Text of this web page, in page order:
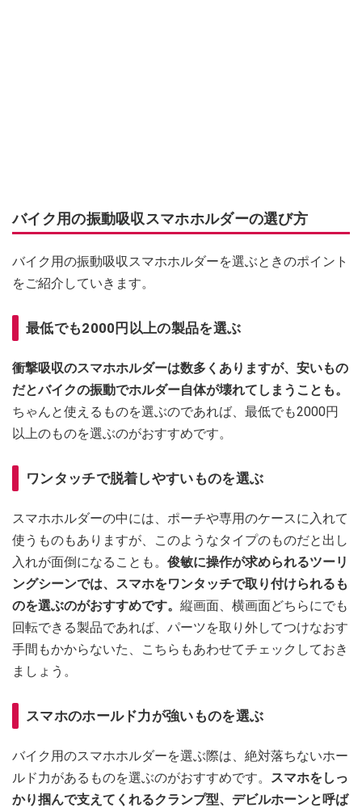
バイク用の振動吸収スマホホルダーの選び方
バイク用の振動吸収スマホホルダーを選ぶときのポイント
をご紹介していきます。
最低でも2000円以上の製品を選ぶ
衝撃吸収のスマホホルダーは数多くありますが、安いもの
だとバイクの振動でホルダー自体が壊れてしまうことも。
ちゃんと使えるものを選ぶのであれば、最低でも2000円
以上のものを選ぶのがおすすめです。
ワンタッチで脱着しやすいものを選ぶ
スマホホルダーの中には、ポーチや専用のケースに入れて
使うものもありますが、このようなタイプのものだと出し
入れが面倒になることも。 俊敏に操作が求められるツーリ
ングシーンでは、スマホをワンタッチで取り付けられるも
のを選ぶのがおすすめです。 縦画面、横画面どちらにでも
回転できる製品であれば、パーツを取り外してつけなおす
手間もかからないた、こちらもあわせてチェックしておき
ましょう。
スマホのホールド力が強いものを選ぶ
バイク用のスマホホルダーを選ぶ際は、絶対落ちないホー
ルド力があるものを選ぶのがおすすめです。
スマホをしっ
かり掴んで支えてくれるクランプ型、デビルホーンと呼ば